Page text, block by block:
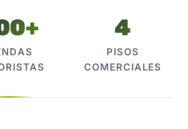
4
PISOS
COMERCIALES